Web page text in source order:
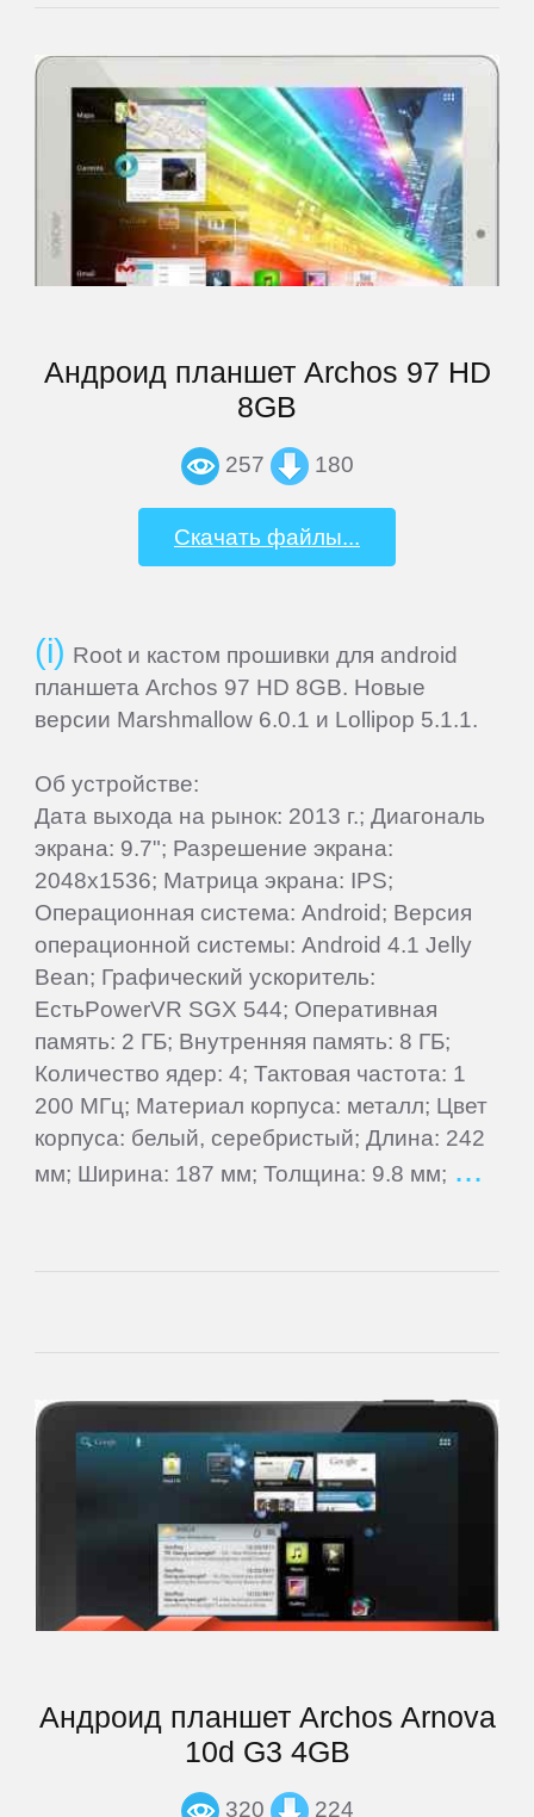
Андроид планшет Archos 97 HD
8GB
257 180
Скачать файлы...
Root и кастом прошивки для android
планшета Archos 97 HD 8GB. Новые
версии Marshmallow 6.0.1 и Lollipop 5.1.1.
Об устройстве:
Дата выхода на рынок: 2013 г.; Диагональ
экрана: 9.7"; Разрешение экрана:
2048x1536; Матрица экрана: IPS;
Операционная система: Android; Версия
операционной системы: Android 4.1 Jelly
Bean; Графический ускоритель:
ЕстьPowerVR SGX 544; Оперативная
память: 2 ГБ; Внутренняя память: 8 ГБ;
Количество ядер: 4; Тактовая частота: 1
200 МГц; Материал корпуса: металл; Цвет
корпуса: белый, серебристый; Длина: 242
мм; Ширина: 187 мм; Толщина: 9.8 мм;
Андроид планшет Archos Arnova
10d G3 4GB
320 224
BlackBerry
Blackview
BQ
Digma
Doogee
Elephone
Explay
Fly
Flycat
Gigabyte
Ginzzu
Highscreen